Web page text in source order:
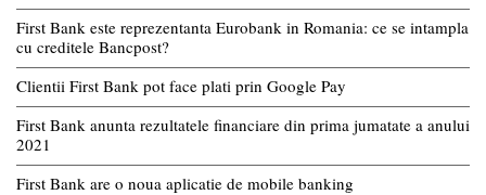
First Bank este reprezentanta Eurobank in Romania: ce se intampla
cu creditele Bancpost?
Clientii First Bank pot face plati prin Google Pay
First Bank anunta rezultatele financiare din prima jumatate a anului
2021
First Bank are o noua aplicatie de mobile banking